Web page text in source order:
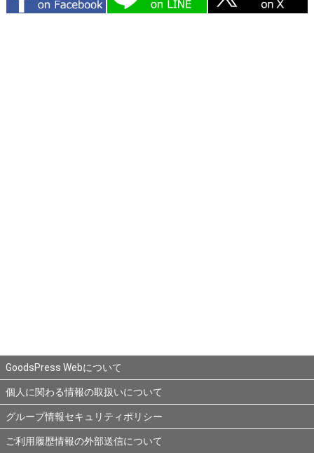
GoodsPress Webについて
個人に関わる情報の取扱いについて
グループ情報セキュリティポリシー
ご利用履歴情報の外部送信について